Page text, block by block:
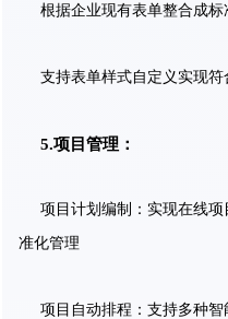
根据企业现有表单整合成
支持表单样式自定义实现
5.项目管理：
项目计划编制：实现在线
准化管理
项目自动排程：支持多种